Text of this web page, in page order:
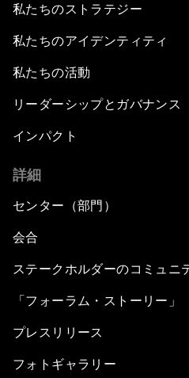
私たちのストラテジー
私たちのアイデンティティ
私たちの活動
リーダーシップとガバナンス
インパクト
詳細
センター（部門）
会合
ステークホルダーのコミュニ
「フォーラム・ストーリー」
プレスリリース
フォトギャラリー